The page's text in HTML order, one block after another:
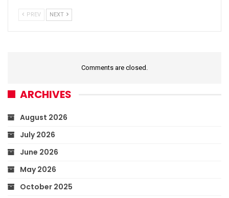
PREV NEXT
Comments are closed.
ARCHIVES
August 2026
July 2026
June 2026
May 2026
October 2025